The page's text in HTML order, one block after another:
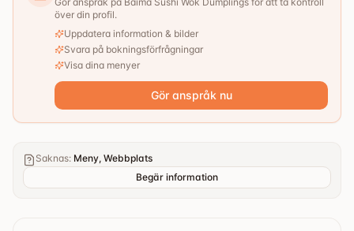
över din profil.
Uppdatera information & bilder
Svara på bokningsförfrågningar
Visa dina menyer
Gör anspråk nu
Saknas: Meny, Webbplats
Begär information